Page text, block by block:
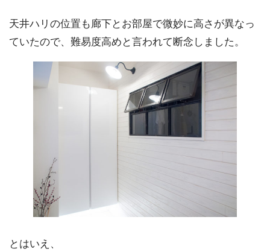
天井ハリの位置も廊下とお部屋で微妙に高さが異なっ
ていたので、難易度高めと言われて断念しました。
とはいえ、